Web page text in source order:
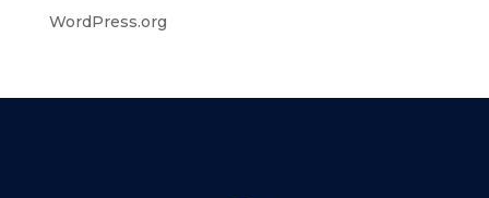
WordPress.org